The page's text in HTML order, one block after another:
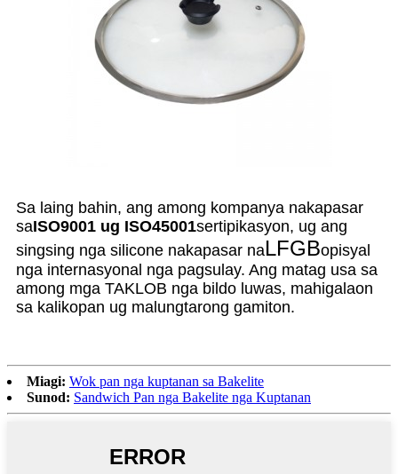
Sa laing bahin, ang among kompanya nakapasar
saISO9001 ug ISO45001sertipikasyon, ug ang
singsing nga silicone nakapasar naLFGBopisyal
nga internasyonal nga pagsulay. Ang matag usa sa
among mga TAKLOB nga bildo luwas, mahigalaon
sa kalikopan ug malungtarong gamiton.
Miagi: Wok pan nga kuptanan sa Bakelite
Sunod: Sandwich Pan nga Bakelite nga Kuptanan